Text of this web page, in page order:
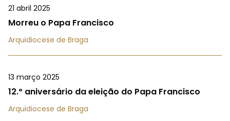
21 abril 2025
Morreu o Papa Francisco
Arquidiocese de Braga
13 março 2025
12.º aniversário da eleição do Papa Francisco
Arquidiocese de Braga